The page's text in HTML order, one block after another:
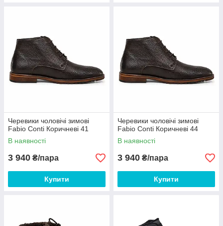
Черевики чоловічі зимові
Fabio Conti Коричневі 41
В наявності
3 940 ₴/пара
Купити
Черевики чоловічі зимові
Fabio Conti Коричневі 44
В наявності
3 940 ₴/пара
Купити